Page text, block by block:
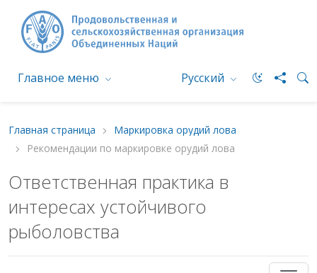
Главное меню Русский
Главная страница
Маркировка орудий лова
Рекомендации по маркировке орудий лова
Ответственная практика в
интересах устойчивого
рыболовства